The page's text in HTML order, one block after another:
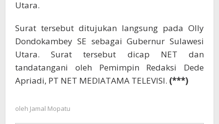
Utara.
Surat tersebut ditujukan langsung pada Olly
Dondokambey SE sebagai Gubernur Sulawesi
Utara. Surat tersebut dicap NET dan
tandatangani oleh Pemimpin Redaksi Dede
Apriadi, PT NET MEDIATAMA TELEVISI. (***)
oleh Jamal Mopatu